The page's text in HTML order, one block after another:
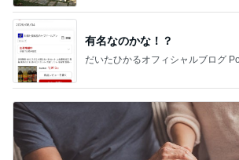
有名なのかな！？
だいたひかるオフィシャルブログ